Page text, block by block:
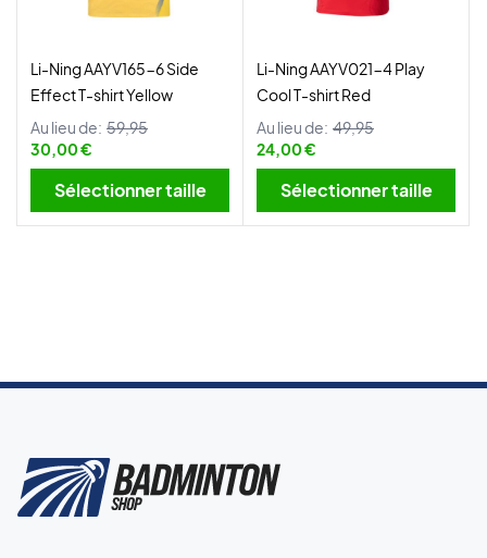
Li-Ning AAYV165-6 Side
Effect T-shirt Yellow
Au lieu de: 59,95
30,00 €
Sélectionner taille
Li-Ning AAYV021-4 Play
Cool T-shirt Red
Au lieu de: 49,95
24,00 €
Sélectionner taille